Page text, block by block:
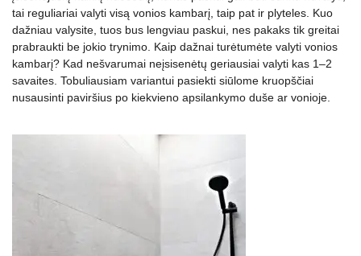
tai reguliariai valyti visą vonios kambarį, taip pat ir plyteles. Kuo
dažniau valysite, tuos bus lengviau paskui, nes pakaks tik greitai
prabraukti be jokio trynimo. Kaip dažnai turėtumėte valyti vonios
kambarį? Kad nešvarumai neįsisenėtų geriausiai valyti kas 1–2
savaites. Tobuliausiam variantui pasiekti siūlome kruopščiai
nusausinti paviršius po kiekvieno apsilankymo duše ar vonioje.